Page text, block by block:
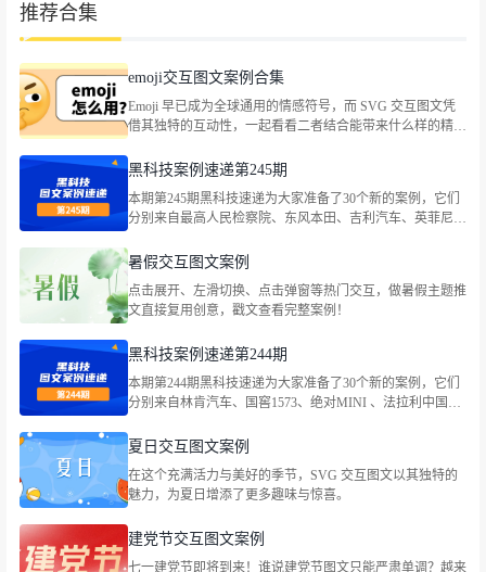
推荐合集
emoji交互图文案例合集
Emoji 早已成为全球通用的情感符号，而 SVG 交互图文凭
借其独特的互动性，一起看看二者结合能带来什么样的精彩
黑科技案例速递第245期
本期第245期黑科技速递为大家准备了30个新的案例，它们
分别来自最高人民检察院、东风本田、吉利汽车、英菲尼
LEGO乐高、Bananain蕉内、古茗茶饮、蔡司官方、茉酸
社会热点等主题。
暑假交互图文案例
点击展开、左滑切换、点击弹窗等热门交互，做暑假主题推
文直接复用创意，戳文查看完整案例！
黑科技案例速递第244期
本期第244期黑科技速递为大家准备了30个新的案例，它们
分别来自林肯汽车、国窖1573、绝对MINI 、法拉利中国、
世喜、东风本田、最高人民法院、特仑苏、heytea喜茶、最
等主题。
夏日交互图文案例
在这个充满活力与美好的季节，SVG 交互图文以其独特的
魅力，为夏日增添了更多趣味与惊喜。
建党节交互图文案例
七一建党节即将到来！谁说建党节图文只能严肃单调？越来